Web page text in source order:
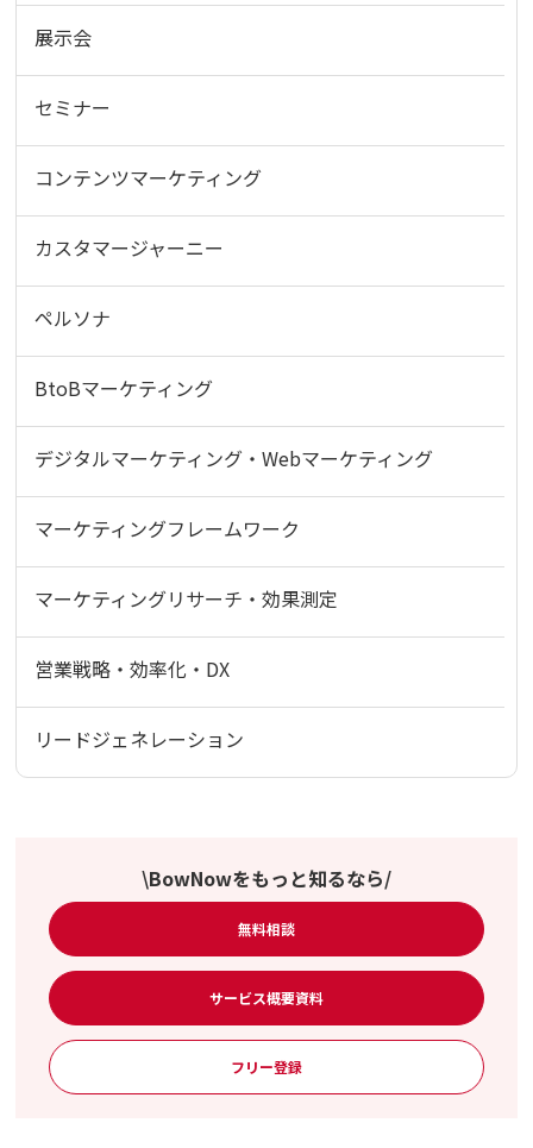
展示会
セミナー
コンテンツマーケティング
カスタマージャーニー
ペルソナ
BtoBマーケティング
デジタルマーケティング・Webマーケティング
マーケティングフレームワーク
マーケティングリサーチ・効果測定
営業戦略・効率化・DX
リードジェネレーション
\BowNowをもっと知るなら/
無料相談
サービス概要資料
フリー登録